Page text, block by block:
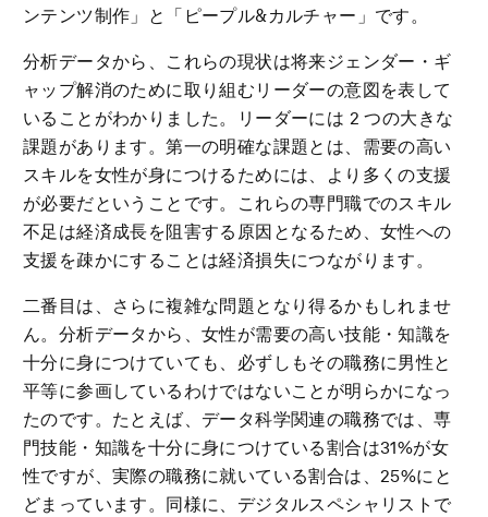
ンテンツ制作」と「ピープル&カルチャー」です。
分析データから、これらの現状は将来ジェンダー・ギ
ャップ解消のために取り組むリーダーの意図を表して
いることがわかりました。リーダーには 2 つの大きな
課題があります。第一の明確な課題とは、需要の高い
スキルを女性が身につけるためには、より多くの支援
が必要だということです。これらの専門職でのスキル
不足は経済成長を阻害する原因となるため、女性への
支援を疎かにすることは経済損失につながります。
二番目は、さらに複雑な問題となり得るかもしれませ
ん。分析データから、女性が需要の高い技能・知識を
十分に身につけていても、必ずしもその職務に男性と
平等に参画しているわけではないことが明らかになっ
たのです。たとえば、データ科学関連の職務では、専
門技能・知識を十分に身につけている割合は31%が女
性ですが、実際の職務に就いている割合は、25%にと
どまっています。同様に、デジタルスペシャリストで